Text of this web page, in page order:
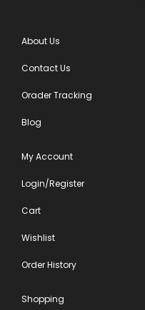
About Us
Contact Us
Orader Tracking
Blog
My Account
Login/Register
Cart
Wishlist
Order History
Shopping